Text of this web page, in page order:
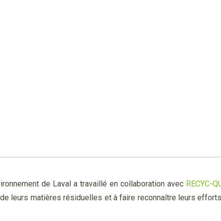
de Laval a travaillé en collaboration avec RECYC-
leurs matières résiduelles et à faire reconnaître leurs